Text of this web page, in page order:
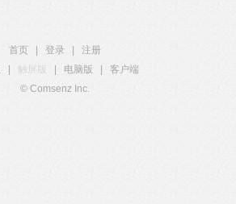
首页 登录
注册
触屏版 电脑版
客户端
© Comsenz Inc.